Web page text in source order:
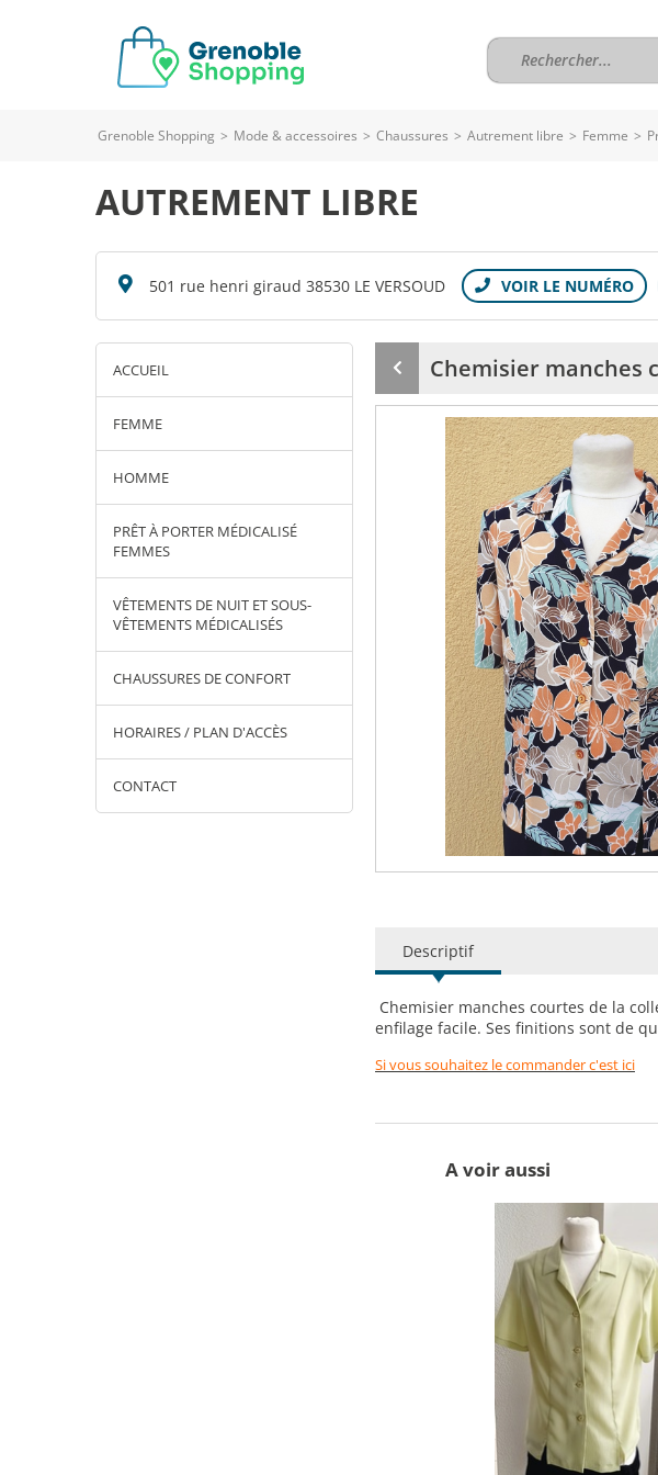
Grenoble Shopping > Mode & accessoires > Chaussures > Autrement libre > Femme >
AUTREMENT LIBRE
501 rue henri giraud 38530 LE VERSOUD
ACCUEIL
FEMME
HOMME
PRÊT À PORTER MÉDICALISÉ
FEMMES
VÊTEMENTS DE NUIT ET SOUS-
VÊTEMENTS MÉDICALISÉS
CHAUSSURES DE CONFORT
HORAIRES / PLAN D'ACCÈS
CONTACT
Produit
précédent
Chemisier manches
Descriptif
Chemisier manches courtes de la
enfilage facile. Ses finitions sont de
Si vous souhaitez le commander c'est ici
A voir aussi